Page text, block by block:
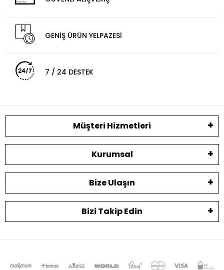
GENİŞ ÜRÜN YELPAZESİ
7 / 24 DESTEK
Müşteri Hizmetleri
Kurumsal
Bize Ulaşın
Bizi Takip Edin